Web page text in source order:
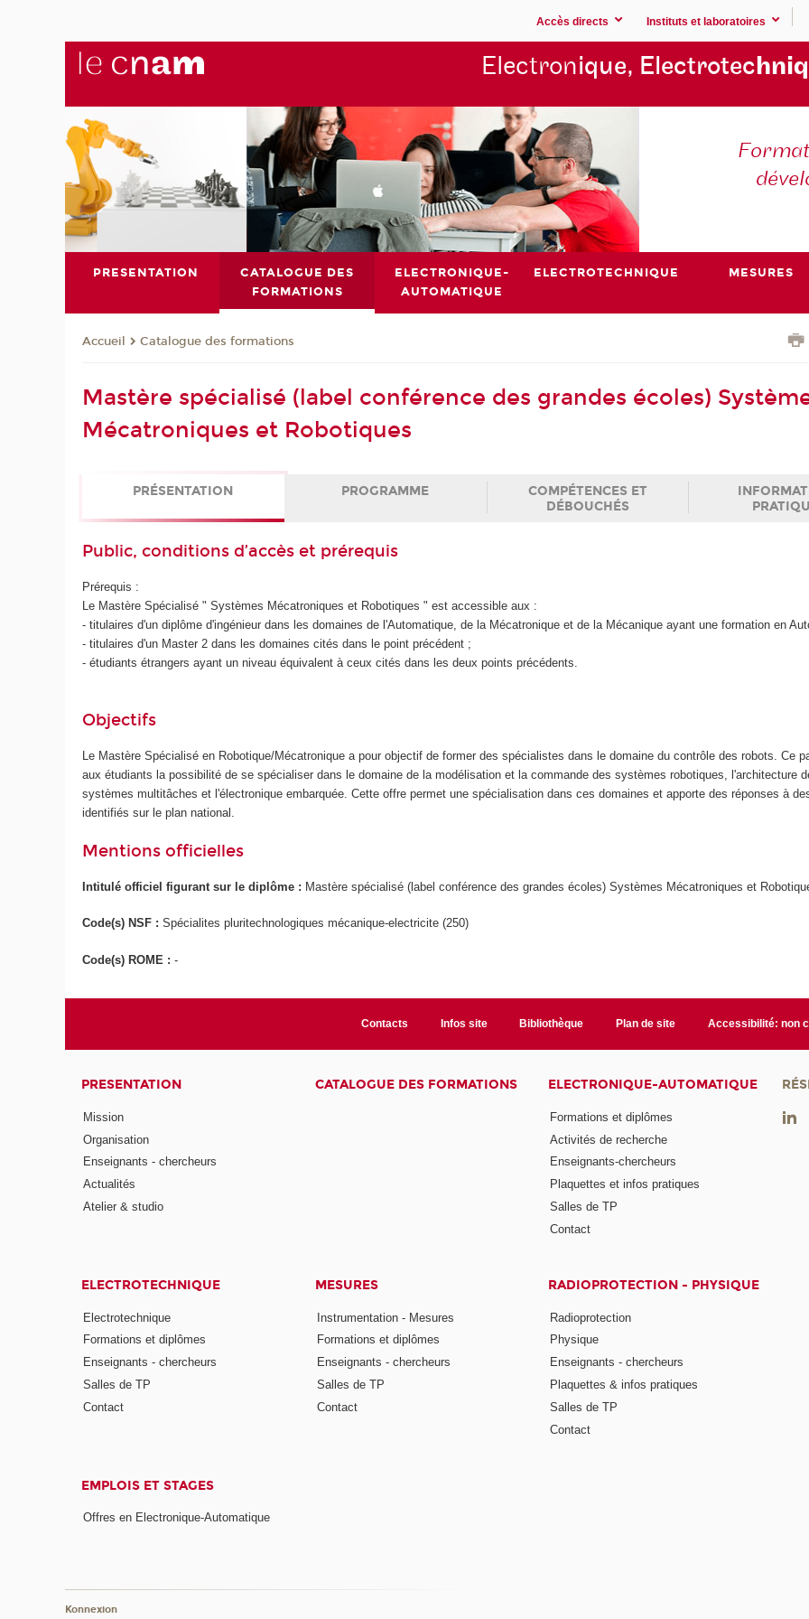
Accès directs Instituts et laboratoires
Electronique, Electrotec
PRESENTATION
CATALOGUE DES
FORMATIONS
ELECTRONIQUE-
AUTOMATIQUE
ELECTROTECHNIQUE MESURES
Accueil Catalogue des formations
Mastère spécialisé (label conférence des grandes écoles)
Mécatroniques et Robotiques
PRÉSENTATION PROGRAMME
COMPÉTENCES ET
DÉBOUCHÉS
Public, conditions d’accès et prérequis
Prérequis :
Le Mastère Spécialisé " Systèmes Mécatroniques et Robotiques " est accessible aux :
- titulaires d'un diplôme d'ingénieur dans les domaines de l'Automatique, de la Mécatronique et de la Mécanique ayant une formation en
- titulaires d'un Master 2 dans les domaines cités dans le point précédent ;
- étudiants étrangers ayant un niveau équivalent à ceux cités dans les deux points précédents.
Objectifs
Le Mastère Spécialisé en Robotique/Mécatronique a pour objectif de former des spécialistes dans le domaine du contrôle des robots. Ce
aux étudiants la possibilité de se spécialiser dans le domaine de la modélisation et la commande des systèmes robotiques, l'architecture
systèmes multitâches et l'électronique embarquée. Cette offre permet une spécialisation dans ces domaines et apporte des réponses à
identifiés sur le plan national.
Mentions officielles
Intitulé officiel figurant sur le diplôme : Mastère spécialisé (label conférence des grandes écoles) Systèmes Mécatroniques et
Code(s) NSF :Spécialites pluritechnologiques mécanique-electricite (250)
Code(s) ROME :-
Contacts Infos site Bibliothèque Plan de site Accessibilité: non
PRESENTATION
Mission
Organisation
Enseignants - chercheurs
Actualités
Atelier & studio
CATALOGUE DES FORMATIONS ELECTRONIQUE-AUTOMATIQUE
Formations et diplômes
Activités de recherche
Enseignants-chercheurs
Plaquettes et infos pratiques
Salles de TP
Contact
ELECTROTECHNIQUE
Electrotechnique
Formations et diplômes
Enseignants - chercheurs
Salles de TP
Contact
MESURES
Instrumentation - Mesures
Formations et diplômes
Enseignants - chercheurs
Salles de TP
Contact
RADIOPROTECTION - PHYSIQUE
Radioprotection
Physique
Enseignants - chercheurs
Plaquettes & infos pratiques
Salles de TP
Contact
EMPLOIS ET STAGES
Offres en Electronique-Automatique
Konnexion